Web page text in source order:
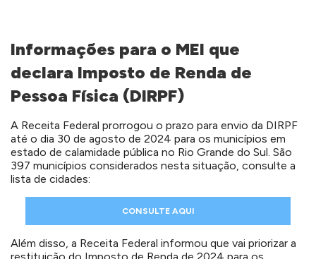
Informações para o MEI que
declara Imposto de Renda de
Pessoa Física (DIRPF)
A Receita Federal prorrogou o prazo para envio da DIRPF
até o dia 30 de agosto de 2024 para os municípios em
estado de calamidade pública no Rio Grande do Sul. São
397 municípios considerados nesta situação, consulte a
lista de cidades:
CONSULTE AQUI
Além disso, a Receita Federal informou que vai priorizar a